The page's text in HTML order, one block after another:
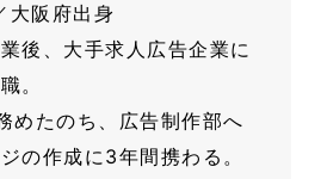
大阪府出身
後、大手求人広告企業に
。
めたのち、広告制作部へ
の作成に3年間携わる。